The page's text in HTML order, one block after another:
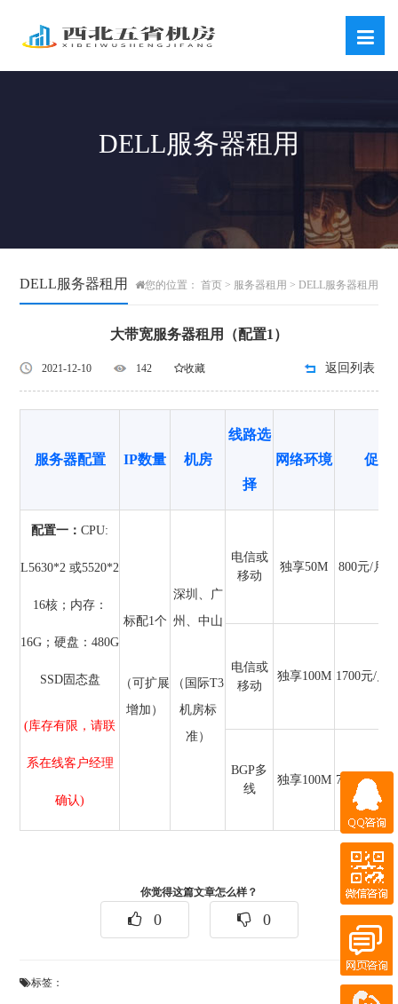
DELL服务器租用
DELL服务器租用 您的位置： 首页> 服务器租用 > DELL服务器租用
大带宽服务器租用（配置1）
2021-12-10 142 收藏 返回列表
服务器配置 IP数量 机房
线路选
择
网络环境 促销
配置一：CPU:
L5630*2 或5520*2
16核；内存：
16G；硬盘：480G
SSD固态盘
(库存有限，请联
系在线客户经理
确认)
标配1个
（可扩展
增加）
深圳、广
州、中山
（国际T3
机房标
准）
电信或
移动
独享50M 800元/月
电信或
移动
独享100M 1700元/月
BGP多
线
独享100M 7200元/月
你觉得这篇文章怎么样？
0 0
标签：
QQ咨询
QQ客服
在线客服